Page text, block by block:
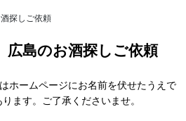
探しご依頼
島のお酒探しご依頼
ホームページにお名前を伏せたうえで
ます。ご了承くださいませ。